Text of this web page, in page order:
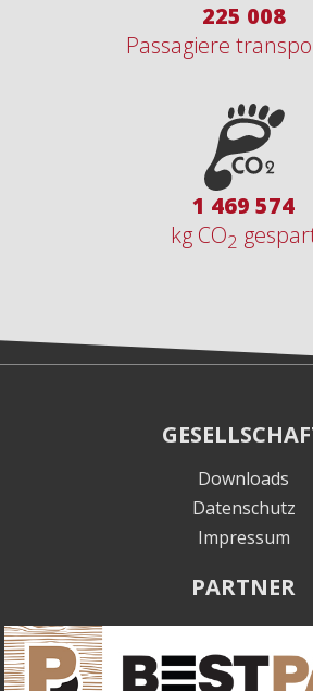
274 864
Passagiere
1 800 443
kg CO2
Downloads
Datenschutz
Impressum
PARTNER